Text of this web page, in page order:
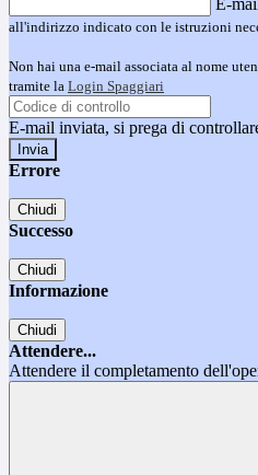
E-
all'indirizzo indicato con le istruzioni
Non hai una e-mail associata al nome
tramite la Login Spaggiari
E-mail inviata, si prega di
Errore
Chiudi
Successo
Chiudi
Informazione
Chiudi
Attendere...
Attendere il completamento